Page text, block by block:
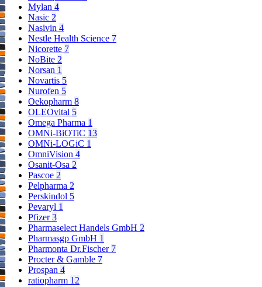
Mylan 4
Nasic 2
Nasivin 4
Nestle Health Science 7
Nicorette 7
NoBite 2
Norsan 1
Novartis 5
Nurofen 5
Oekopharm 8
OLEOvital 5
Omega Pharma 1
OMNi-BiOTiC 13
OMNi-LOGiC 1
OmniVision 4
Osanit-Osa 2
Pascoe 2
Pelpharma 2
Perskindol 5
Pevaryl 1
Pfizer3
Pharmaselect Handels GmbH 2
Pharmasgp GmbH 1
Pharmonta Dr.Fischer 7
Procter & Gamble 7
Prospan 4
ratiopharm 12